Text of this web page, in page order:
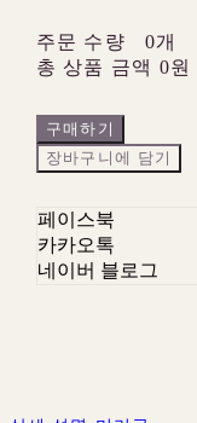
주문 수량
0개
총 상품 금액 0원
구매하기
장바구니에 담기
페이스북
카카오톡
네이버 블로그